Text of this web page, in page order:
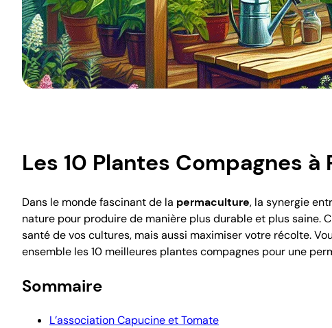
Les 10 Plantes Compagnes
Dans le monde fascinant de la permaculture, la synergie
nature pour produire de manière plus durable et plus saine.
santé de vos cultures, mais aussi maximiser votre récolte.
ensemble les 10 meilleures plantes compagnes pour une
Sommaire
L’association Capucine et Tomate